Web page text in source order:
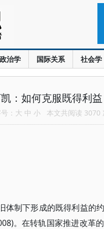
政治学 国际关系 社会学
：如何克服既得利
： 大 中 小 本文共阅读 3070
体制下形成的既得利益的
。在转轨国家推进改革